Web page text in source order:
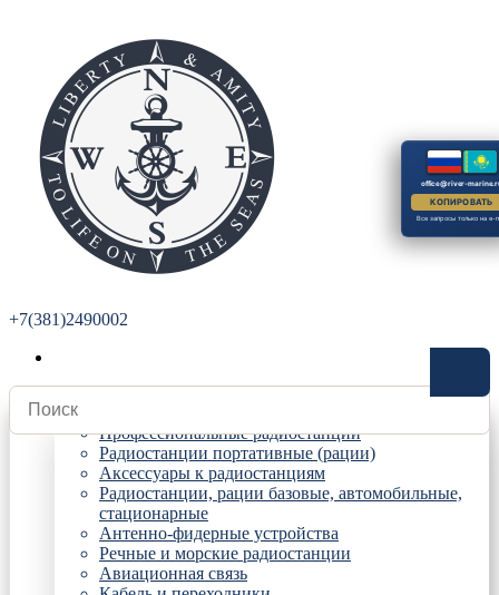
+7(381)2490002
Радиостанции
Профессиональные радиостанции
Радиостанции портативные (рации)
Аксессуары к радиостанциям
Радиостанции, рации базовые, автомобильные,
стационарные
Антенно-фидерные устройства
Речные и морские радиостанции
Авиационная связь
office@river-
КОПИРОВАТЬ
Все запросы только на e-